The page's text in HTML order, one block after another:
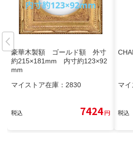
豪華木製額 ゴールド額 外寸
約215×181mm 内寸約123×92
mm
マイストア在庫： 2830
税込 7424円
マイ
税込